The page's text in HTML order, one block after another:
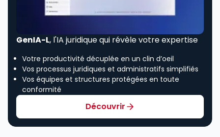
GenIA-L, l'IA juridique qui révèle votre expertise
Votre productivité décuplée en un clin d’oeil
Vos processus juridiques et administratifs simplifiés
Vos équipes et structures protégées en toute
conformité
Découvrir